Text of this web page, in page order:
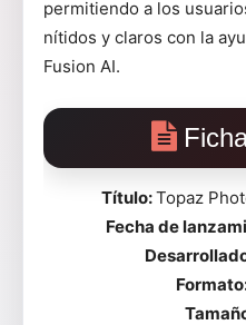
permitiendo a los
nítidos y claros con la
Fusion AI.
Título:Topaz
Fecha de